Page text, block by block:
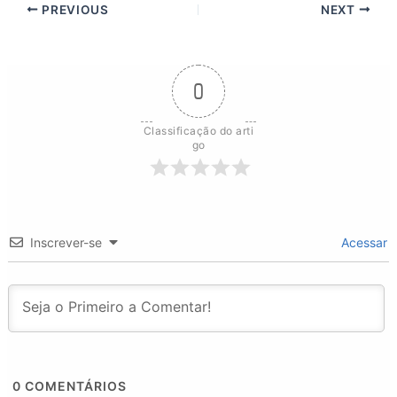
PREVIOUS NEXT
0
Classificação do arti
go
Inscrever-se Acessar
0 COMENTÁRIOS